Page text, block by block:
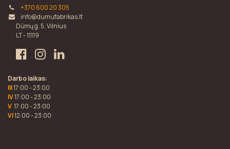
+370 600 20 305
info@dumufabrikas.lt
Dūmų g. 5, Vilnius
LT - 11119
Darbo laikas:
III17:00 - 23:00
IV17:00 - 23:00
V 17:00 - 23:00
VI12:00 - 23:00